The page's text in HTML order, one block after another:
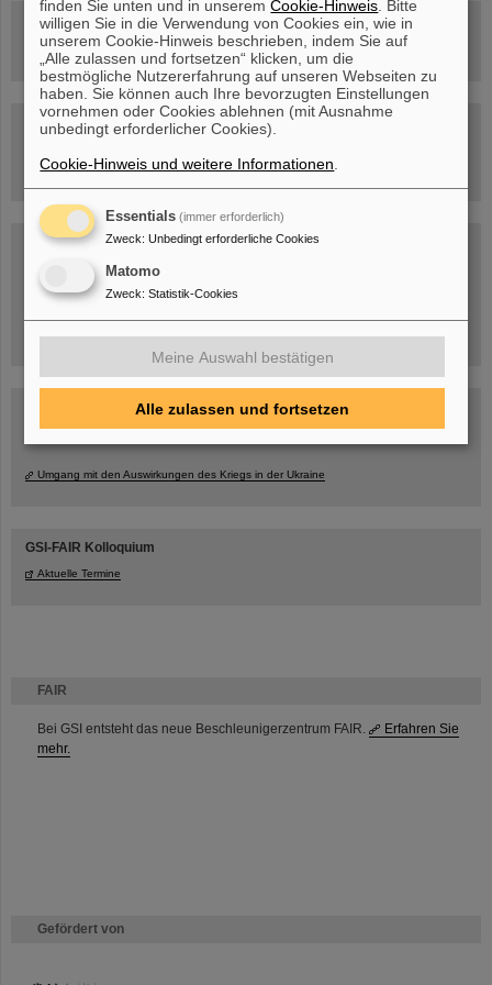
FAIR
Bei GSI entsteht das neue Beschleunigerzentrum FAIR.
Erfahren Sie
mehr.
Gefördert von
Rundflug über die FAIR-Baustelle
Besichtigung von GSI/FAIR –
jetzt Termin buchen!
Blog Beam On
Menschen
Umgang mit den Auswirkungen des Kriegs in der Ukraine
GSI-FAIR Kolloquium
Aktuelle Termine
finden Sie unten und in unseremCookie-Hinweis . Bitte
willigen Sie in die Verwendung von Cookies ein, wie in
unserem Cookie-Hinweis beschrieben, indem Sie auf
„Alle zulassen und fortsetzen“ klicken, um die
bestmögliche Nutzererfahrung auf unseren Webseiten zu
haben. Sie können auch Ihre bevorzugten Einstellungen
vornehmen oder Cookies ablehnen (mit Ausnahme
unbedingt erforderlicher Cookies).
Cookie-Hinweis und weitere Informationen
Essentials (immer erforderlich)
Zweck: Unbedingt erforderliche Cookies
Matomo
Zweck: Statistik-Cookies
Meine Auswahl bestätigen
Alle zulassen und fortsetzen